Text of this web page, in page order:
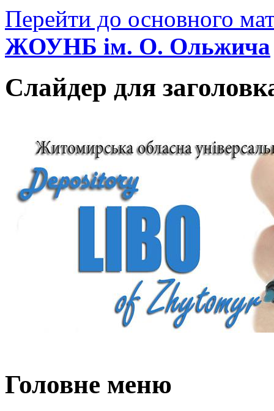
Перейти до основного
ЖОУНБ ім. О. Ольжича
Слайдер для
Головне меню